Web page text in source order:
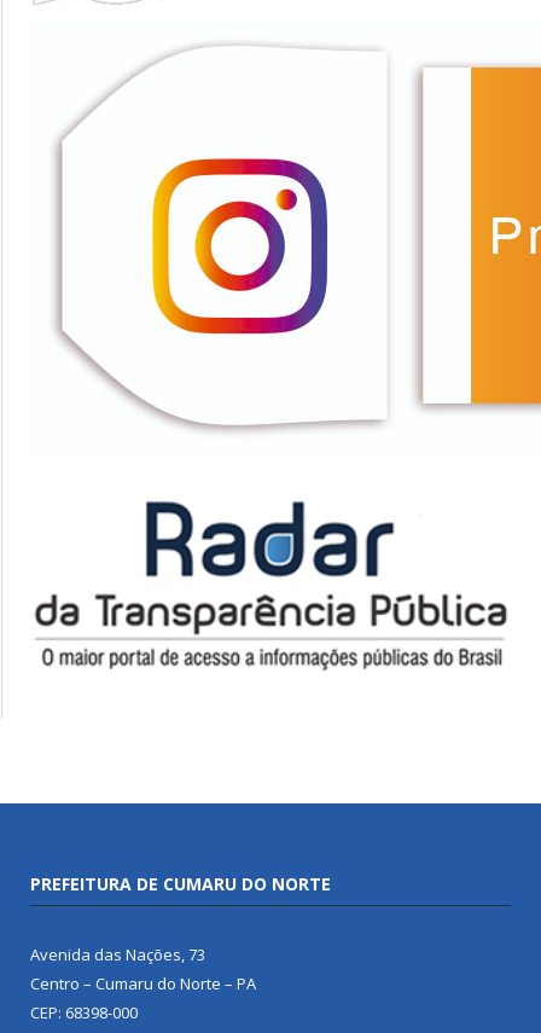
PREFEITURA DE CUMARU DO NORTE
Avenida das Nações, 73
Centro – Cumaru do Norte – PA
CEP: 68398-000